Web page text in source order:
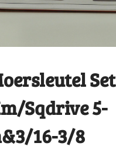
Set
Sqdrive 5-
16-3/8